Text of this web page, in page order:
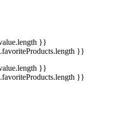
}}
}}
}}
}}